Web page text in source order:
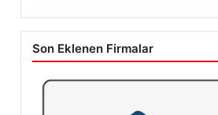
Son Eklenen Firmalar